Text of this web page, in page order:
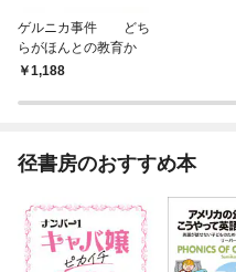
ゲルニカ事件 どち
らがほんとの教育か
1,188
径書房のおすすめ本